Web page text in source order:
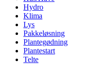
Hydro
Klima
Lys
Pakkeløsning
Plantegødning
Plantestart
Telte